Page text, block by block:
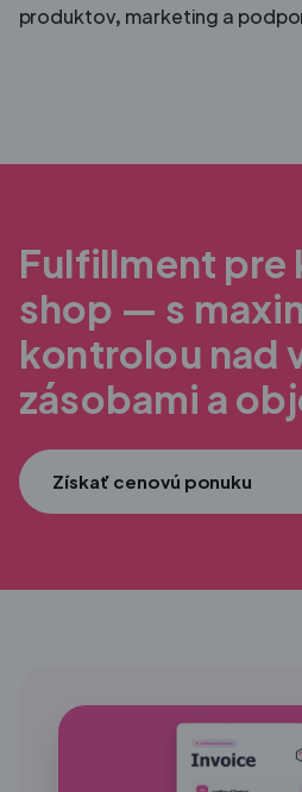
produktov, marketing a
Fulfillment pre
shop — s
kontrolou nad
zásobami a
Získať cenovú ponuku